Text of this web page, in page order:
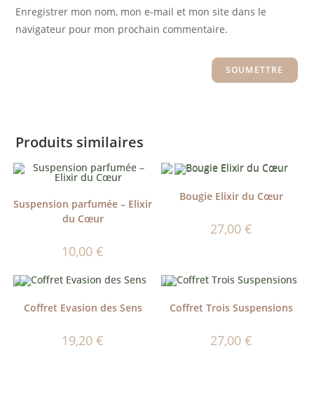
Enregistrer mon nom, mon e-mail et mon site dans le
navigateur pour mon prochain commentaire.
Produits similaires
Suspension parfumée – Elixir
du Cœur
10,00€
Bougie Elixir du Cœur
27,00 €
Coffret Evasion des Sens
19,20€
Coffret Trois Suspensions
27,00 €